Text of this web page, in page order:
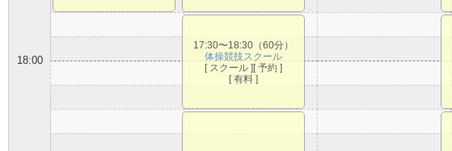
18:00
17:30〜18:30（60分）
体操競技スクール
[ スクール ][ 予約 ]
[ 有料 ]